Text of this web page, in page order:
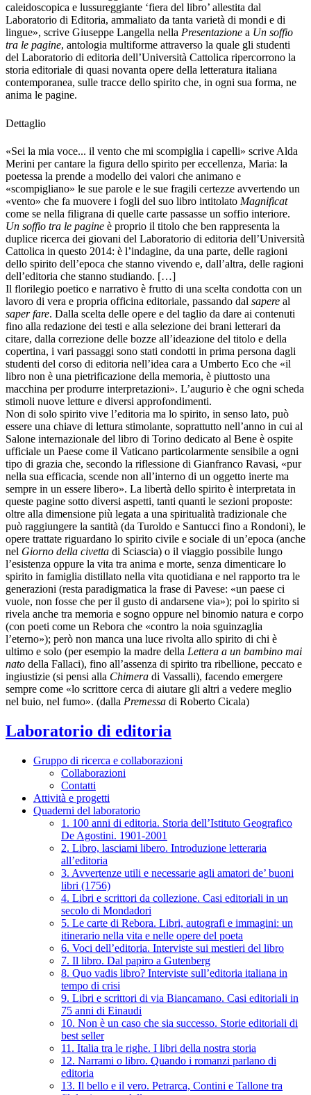
caleidoscopica e lussureggiante ‘fiera del libro’ allestita dal
Laboratorio di Editoria, ammaliato da tanta varietà di mondi e di
lingue», scrive Giuseppe Langella nella Presentazione a Un soffio
tra le pagine, antologia multiforme attraverso la quale gli studenti
del Laboratorio di editoria dell’Università Cattolica ripercorrono la
storia editoriale di quasi novanta opere della letteratura italiana
contemporanea, sulle tracce dello spirito che, in ogni sua forma, ne
anima le pagine.
Dettaglio
«Sei la mia voce... il vento che mi scompiglia i capelli» scrive Alda
Merini per cantare la figura dello spirito per eccellenza, Maria: la
poetessa la prende a modello dei valori che animano e
«scompigliano» le sue parole e le sue fragili certezze avvertendo un
«vento» che fa muovere i fogli del suo libro intitolato Magnificat
come se nella filigrana di quelle carte passasse un soffio interiore.
Un soffio tra le pagine è proprio il titolo che ben rappresenta la
duplice ricerca dei giovani del Laboratorio di editoria dell’Università
Cattolica in questo 2014: è l’indagine, da una parte, delle ragioni
dello spirito dell’epoca che stanno vivendo e, dall’altra, delle ragioni
dell’editoria che stanno studiando. […]
Il florilegio poetico e narrativo è frutto di una scelta condotta con un
lavoro di vera e propria officina editoriale, passando dal sapere al
saper fare. Dalla scelta delle opere e del taglio da dare ai contenuti
fino alla redazione dei testi e alla selezione dei brani letterari da
citare, dalla correzione delle bozze all’ideazione del titolo e della
copertina, i vari passaggi sono stati condotti in prima persona dagli
studenti del corso di editoria nell’idea cara a Umberto Eco che «il
libro non è una pietrificazione della memoria, è piuttosto una
macchina per produrre interpretazioni». L’augurio è che ogni scheda
stimoli nuove letture e diversi approfondimenti.
Non di solo spirito vive l’editoria ma lo spirito, in senso lato, può
essere una chiave di lettura stimolante, soprattutto nell’anno in cui al
Salone internazionale del libro di Torino dedicato al Bene è ospite
ufficiale un Paese come il Vaticano particolarmente sensibile a ogni
tipo di grazia che, secondo la riflessione di Gianfranco Ravasi, «pur
nella sua efficacia, scende non all’interno di un oggetto inerte ma
sempre in un essere libero». La libertà dello spirito è interpretata in
queste pagine sotto diversi aspetti, tanti quanti le sezioni proposte:
oltre alla dimensione più legata a una spiritualità tradizionale che
può raggiungere la santità (da Turoldo e Santucci fino a Rondoni), le
opere trattate riguardano lo spirito civile e sociale di un’epoca (anche
nel Giorno della civetta di Sciascia) o il viaggio possibile lungo
l’esistenza oppure la vita tra anima e morte, senza dimenticare lo
spirito in famiglia distillato nella vita quotidiana e nel rapporto tra le
generazioni (resta paradigmatica la frase di Pavese: «un paese ci
vuole, non fosse che per il gusto di andarsene via»); poi lo spirito si
rivela anche tra memoria e sogno oppure nel binomio natura e corpo
(con poeti come un Rebora che «contro la noia sguinzaglia
l’eterno»); però non manca una luce rivolta allo spirito di chi è
ultimo e solo (per esempio la madre della Lettera a un bambino mai
nato della Fallaci), fino all’assenza di spirito tra ribellione, peccato e
ingiustizie (si pensi alla Chimera di Vassalli), facendo emergere
sempre come «lo scrittore cerca di aiutare gli altri a vedere meglio
nel buio, nel fumo». (dalla Premessa di Roberto Cicala)
Laboratorio di editoria
Gruppo di ricerca e collaborazioni
Collaborazioni
Contatti
Attività e progetti
Quaderni del laboratorio
1. 100 anni di editoria. Storia dell’Istituto Geografico
De Agostini. 1901-2001
2. Libro, lasciami libero. Introduzione letteraria
all’editoria
3. Avvertenze utili e necessarie agli amatori de’ buoni
libri (1756)
4. Libri e scrittori da collezione. Casi editoriali in un
secolo di Mondadori
5. Le carte di Rebora. Libri, autografi e immagini: un
itinerario nella vita e nelle opere del poeta
6. Voci dell’editoria. Interviste sui mestieri del libro
7. Il libro. Dal papiro a Gutenberg
8. Quo vadis libro? Interviste sull’editoria italiana in
tempo di crisi
9. Libri e scrittori di via Biancamano. Casi editoriali in
75 anni di Einaudi
10. Non è un caso che sia successo. Storie editoriali di
best seller
11. Italia tra le righe. I libri della nostra storia
12. Narrami o libro. Quando i romanzi parlano di
editoria
13. Il bello e il vero. Petrarca, Contini e Tallone tra